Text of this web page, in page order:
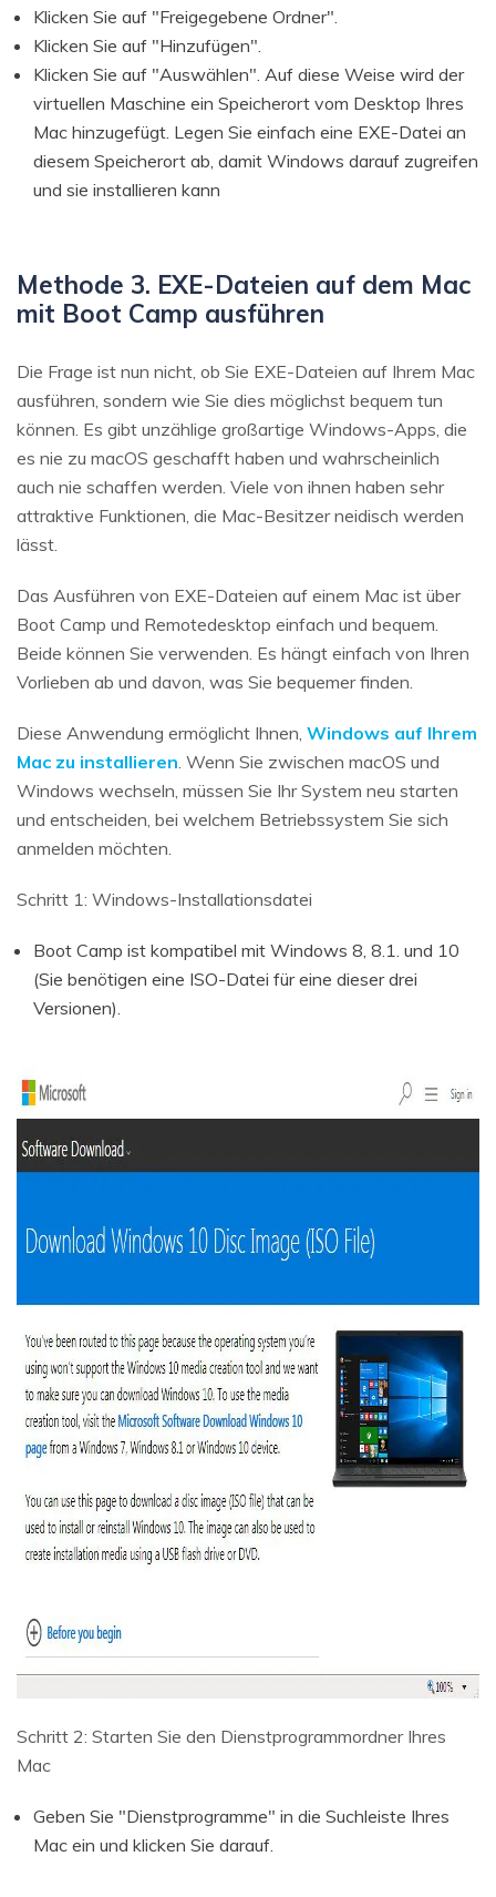
Klicken Sie auf "Freigegebene Ordner".
Klicken Sie auf "Hinzufügen".
Klicken Sie auf "Auswählen". Auf diese Weise wird der
virtuellen Maschine ein Speicherort vom Desktop Ihres
Mac hinzugefügt. Legen Sie einfach eine EXE-Datei an
diesem Speicherort ab, damit Windows darauf zugreifen
und sie installieren kann
Methode 3. EXE-Dateien auf dem Mac
mit Boot Camp ausführen
Die Frage ist nun nicht, ob Sie EXE-Dateien auf Ihrem Mac
ausführen, sondern wie Sie dies möglichst bequem tun
können. Es gibt unzählige großartige Windows-Apps, die
es nie zu macOS geschafft haben und wahrscheinlich
auch nie schaffen werden. Viele von ihnen haben sehr
attraktive Funktionen, die Mac-Besitzer neidisch werden
lässt.
Das Ausführen von EXE-Dateien auf einem Mac ist über
Boot Camp und Remotedesktop einfach und bequem.
Beide können Sie verwenden. Es hängt einfach von Ihren
Vorlieben ab und davon, was Sie bequemer finden.
Diese Anwendung ermöglicht Ihnen, Windows auf Ihrem
Mac zu installieren. Wenn Sie zwischen macOS und
Windows wechseln, müssen Sie Ihr System neu starten
und entscheiden, bei welchem Betriebssystem Sie sich
anmelden möchten.
Schritt 1: Windows-Installationsdatei
Boot Camp ist kompatibel mit Windows 8, 8.1. und 10
(Sie benötigen eine ISO-Datei für eine dieser drei
Versionen).
Schritt 2: Starten Sie den Dienstprogrammordner Ihres
Mac
Geben Sie "Dienstprogramme" in die Suchleiste Ihres
Mac ein und klicken Sie darauf.